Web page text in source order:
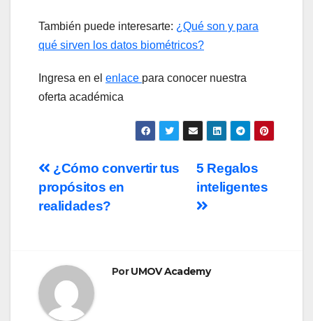
También puede interesarte: ¿Qué son y para
qué sirven los datos biométricos?
Ingresa en el enlace para conocer nuestra
oferta académica
Navegación
de
5 Regalos
inteligentes
¿Cómo convertir tus
propósitos en
realidades?
PorUMOV Academy